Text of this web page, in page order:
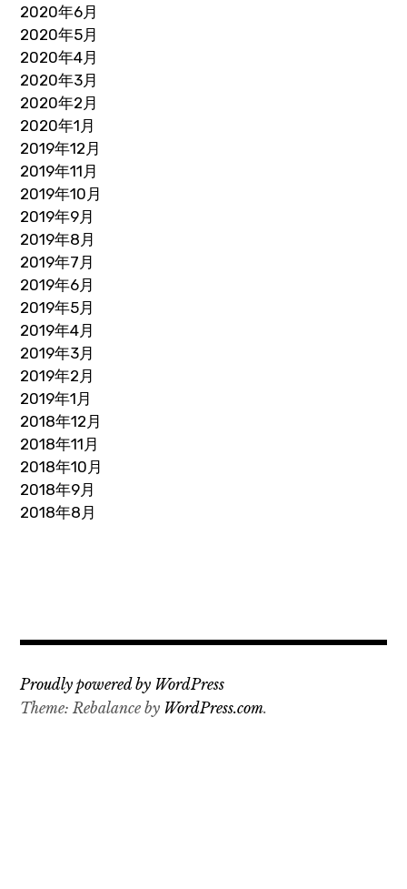
2020年6月
2020年5月
2020年4月
2020年3月
2020年2月
2020年1月
2019年12月
2019年11月
2019年10月
2019年9月
2019年8月
2019年7月
2019年6月
2019年5月
2019年4月
2019年3月
2019年2月
2019年1月
2018年12月
2018年11月
2018年10月
2018年9月
2018年8月
Proudly powered by WordPress
Theme: Rebalance by WordPress.com.